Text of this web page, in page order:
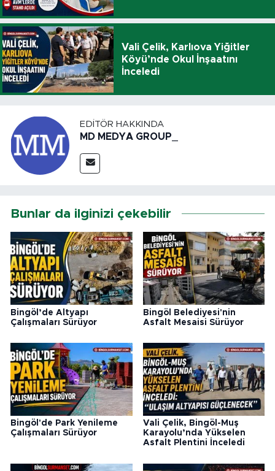
Vali Çelik, Karlıova Yiğitler
Köyü’nde Okul İnşaatını
İnceledi
EDITÖR HAKKINDA
MD MEDYA GROUP_
Bunlar da ilginizi çekebilir
Bingöl’de Altyapı
Çalışmaları Sürüyor
Bingöl Belediyesi'nin
Asfalt Mesaisi Sürüyor
Bingöl'de Park Yenileme
Çalışmaları Sürüyor
Vali Çelik, Bingöl-Muş
Karayolu’nda Yükselen
Asfalt Plentini İnceledi